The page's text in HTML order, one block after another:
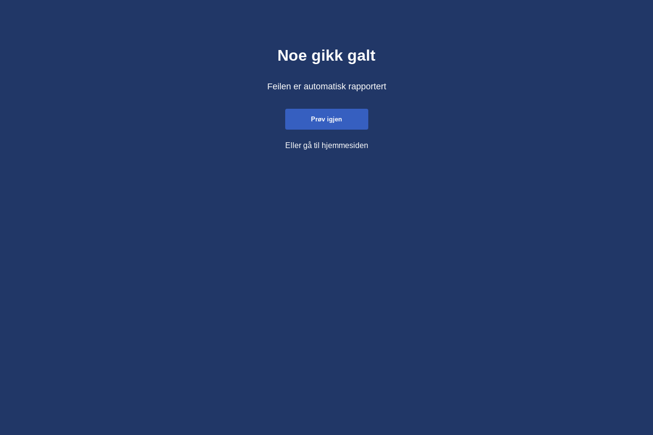
Noe gikk galt
Feilen er automatisk rapportert
Prøv igjen
Eller gå til hjemmesiden